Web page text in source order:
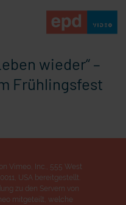
wieder“ –
Frühlingsfest
Vimeo, Inc., 555 West
USA bereitgestellt.
zu den Servern von
mitgeteilt, welche